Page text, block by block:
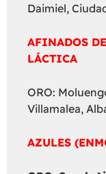
Daimiel,
AFINADOS
LÁCTICA
ORO:
Villamalea,
AZULES